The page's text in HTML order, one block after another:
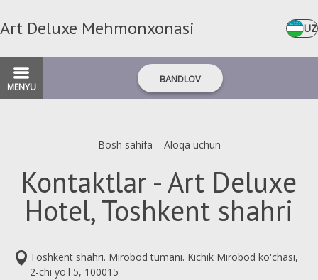
Art Deluxe Mehmonxonasi UZ
MENYU
BANDLOV
Bosh sahifa – Aloqa uchun
Kontaktlar - Art Deluxe
Hotel, Toshkent shahri
Toshkent shahri. Mirobod tumani. Kichik Mirobod ko'chasi,
2-chi yo'l 5, 100015